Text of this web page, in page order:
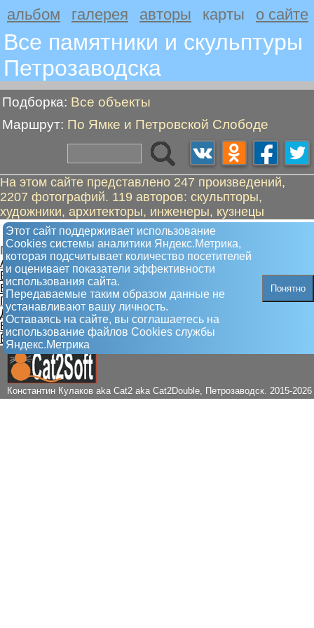
альбом галерея авторы карты о сайте
Все памятники и скульптуры
Петрозаводскa
Подборка: Все объекты
Маршрут: По Ямке и Петровской Слободе
На этом сайте представлено 247 произведений,
2207 фотографий. 119 авторов: скульпторы,
художники, архитекторы, инженеры, кузнецы
Этот сайт поддерживает использование
Сookies системы аналитики Яндекс.Метрика,
которая подсчитывает количество посетителей
и оценивает показатели эффективности
использования сайта.
Передаваемые таким образом данные не
устанавливают вашу личность.
Оставаясь на сайте, вы соглашаетесь на
использование файлов Сookies службы
Яндекс.Метрика
Понятно
По Ямке и Петровской Слободе
Пешком от "Первая железная дорога" до "Техноаллея"
А. Первая железная дорога
Б. Трактор ТДТ-40
В. Комар гигантский, тракторный
Г. Трон
Д. Лыжи
Е. Паровая машина
Ё. Техноаллея
Константин Кулаков aka Cat2 aka Cat2Double, Петрозаводск. 2015-2026